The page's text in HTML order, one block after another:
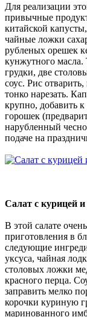
Для реализации
привычные
китайской
чайные ложки
рубленых орешек
кунжутного
грудки, две
соус. Рис
тонко нарезать.
крупно, добавить
горошек
нарубленный
подаче на
Салат с курицей
В этой салате
приготовления в
следующие
уксуса, чайная
столовых ложки
красного перца.
заправить мелко
корочки куриную
маринованного